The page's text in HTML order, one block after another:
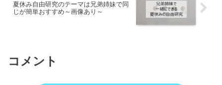
夏休み自由研究のテーマは兄弟姉妹で同
じが簡単おすすめ～画像あり～
コメント